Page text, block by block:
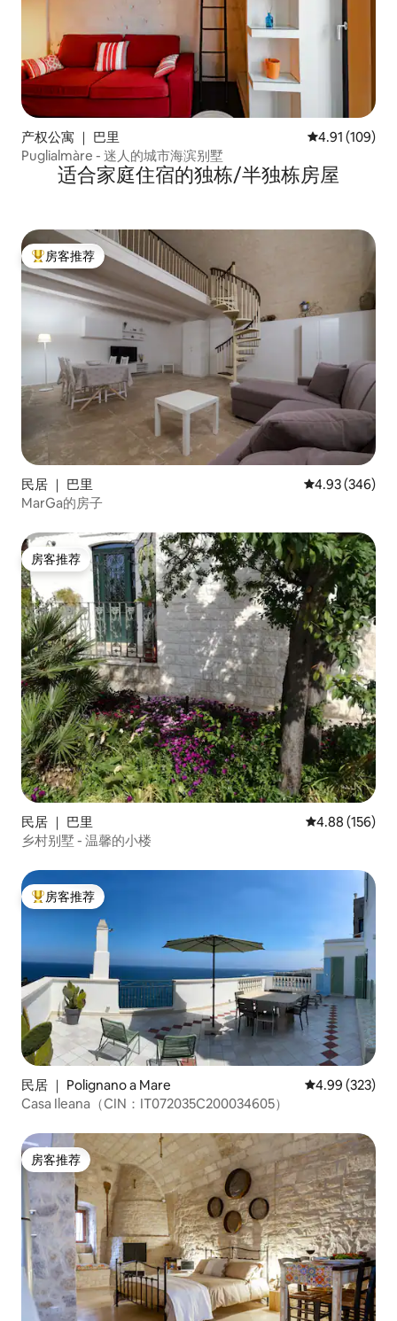
产权公寓 ｜ 巴里 平均评分 4.91
4.91 (109)
Puglialmàre - 迷人的城市海滨别墅
适合家庭住宿的独栋/半独栋房屋
热门「房客推荐」
房客推荐
民居 ｜ 巴里 平均评分 4.93
4.93 (346)
MarGa的房子
房客推荐
房客推荐
民居 ｜ 巴里 平均评分 4.88
4.88 (156)
乡村别墅 - 温馨的小楼
热门「房客推荐」
房客推荐
民居 ｜ Polignano a Mare 平均评分 4.99
4.99 (323)
Casa Ileana（CIN：IT072035C200034605）
房客推荐
房客推荐